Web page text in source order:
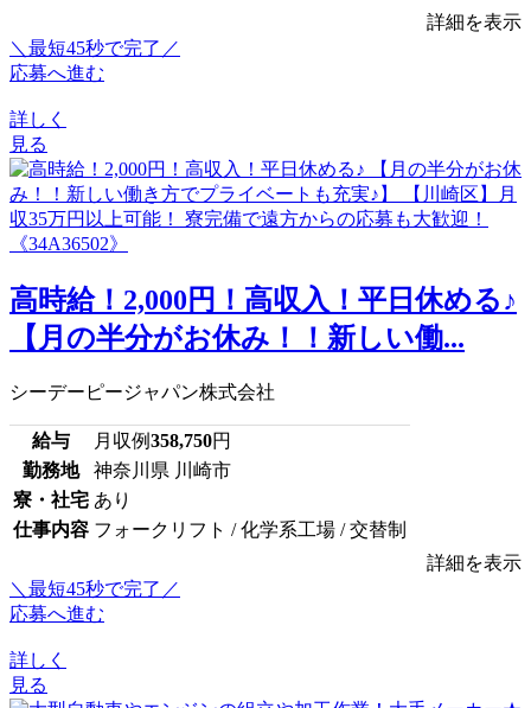
詳細を表示
＼最短45秒で完了／
応募へ進む
詳しく
見る
高時給！2,000円！高収入！平日休める♪
【月の半分がお休み！！新しい働...
シーデーピージャパン株式会社
給与 月収例358,750円
勤務地
神奈川県 川崎市
寮・社宅 あり
仕事内容 フォークリフト / 化学系工場 / 交替制
詳細を表示
＼最短45秒で完了／
応募へ進む
詳しく
見る